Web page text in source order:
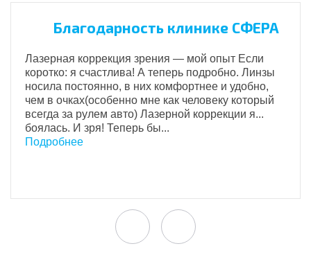
Благодарность клинике СФЕРА
Лазерная коррекция зрения — мой опыт Если
коротко: я счастлива! А теперь подробно. Линзы
носила постоянно, в них комфортнее и удобно,
чем в очках(особенно мне как человеку который
всегда за рулем авто) Лазерной коррекции я...
боялась. И зря! Теперь бы...
Подробнее